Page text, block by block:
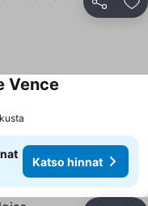
Jaa
Vence
Katso hinnat